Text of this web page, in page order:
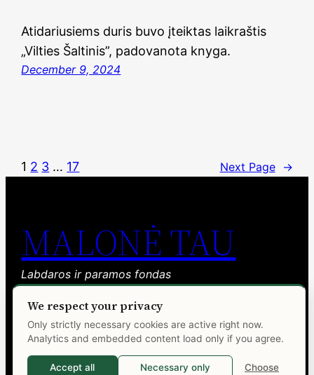
Atidariusiems duris buvo įteiktas laikraštis
„Vilties Šaltinis”, padovanota knyga.
December 9, 2024
1 2 3 … 17 Next Page →
MALONĖ TAU
Labdaros ir paramos fondas
Facebook
YouTube
We respect your privacy
Only strictly necessary cookies are active right now.
Analytics and embedded content load only if you agree.
Accept all Necessary only Choose